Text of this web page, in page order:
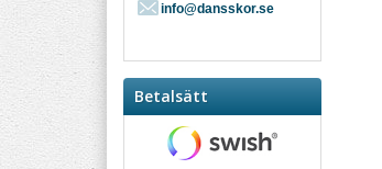
info@dansskor.se
Betalsätt